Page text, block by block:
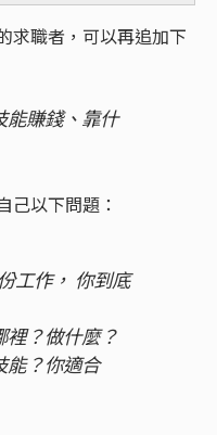
求職者，可以再追加下
能賺錢、靠什
己以下問題：
工作， 你到底
裡？做什麼？
能？你適合